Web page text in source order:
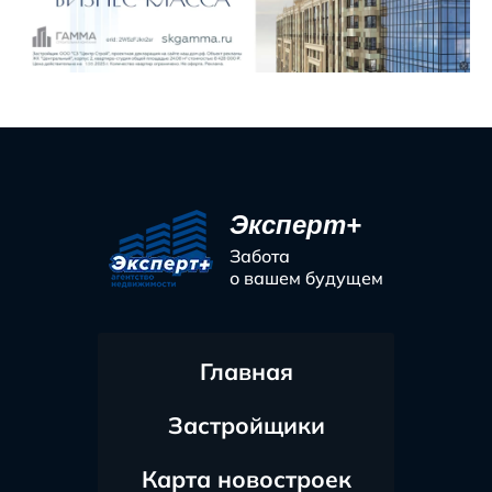
Эксперт+
Забота
о вашем будущем
Главная
Застройщики
Карта новостроек